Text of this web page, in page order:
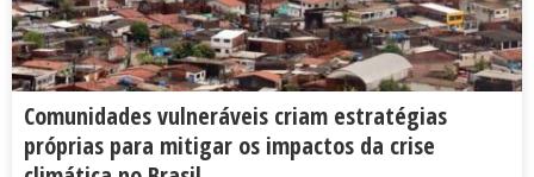
Comunidades vulneráveis criam estratégias
próprias para mitigar os impactos da crise